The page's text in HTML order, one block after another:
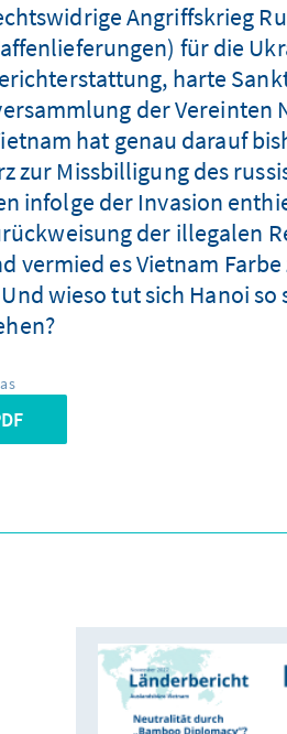
Angriffskrieg
für die
harte
der Vereinten
hat genau darauf
zur Missbilligung des
infolge der Invasion
der illegalen
es Vietnam
wieso tut sich Hanoi so